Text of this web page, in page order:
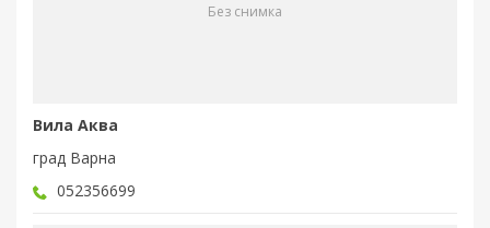
Без снимка
Вила Аква
град Варна
052356699